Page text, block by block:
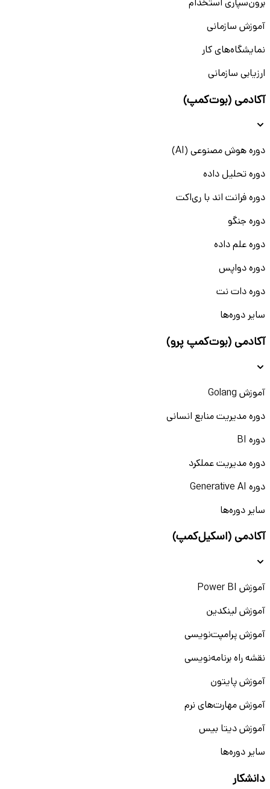
برون‌سپاری استخدام
آموزش سازمانی
نمایشگاه‌های کار
ارزیابی سازمانی
آکادمی (بوت‌کمپ)
دوره هوش مصنوعی (AI)
دوره تحلیل داده
دوره فرانت اند با ری‌اکت
دوره جنگو
دوره علم داده
دوره دواپس
دوره دات نت
سایر دوره‌ها
آکادمی (بوت‌کمپ پرو)
آموزش Golang
دوره مدیریت منابع انسانی
دوره BI
دوره مدیریت عملکرد
دوره Generative AI
سایر دوره‌ها
آکادمی (اسکیل‌کمپ)
آموزش Power BI
آموزش لینکدین
آموزش پرامپت‌نویسی
نقشه راه برنامه‌نویسی
آموزش پایتون
آموزش مهارت‌های نرم
آموزش دیتا بیس
سایر دوره‌ها
دانشکار